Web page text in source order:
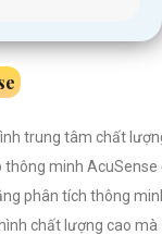
trung tâm chất
thông minh AcuSense
phân tích thông
chất lượng cao mà